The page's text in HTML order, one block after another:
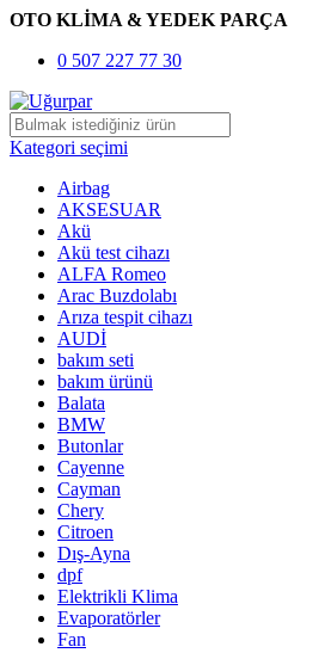
OTO KLİMA & YEDEK PARÇA
0 507 227 77 30
Kategori seçimi
Airbag
AKSESUAR
Akü
Akü test cihazı
ALFA Romeo
Arac Buzdolabı
Arıza tespit cihazı
AUDİ
bakım seti
bakım ürünü
Balata
BMW
Butonlar
Cayenne
Cayman
Chery
Citroen
Dış-Ayna
dpf
Elektrikli Klima
Evaporatörler
Fan